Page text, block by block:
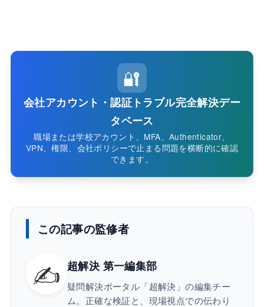
🔐
会社アカウント・認証トラブル完全解決デー
タベース
職場または学校アカウント、MFA、Authenticator、
VPN、権限、会社ポリシーで止まる問題を横断的に確認
できます。
この記事の監修者
✍️ 超解決 第一編集部
疑問解決ポータル「超解決」の編集チー
ム。正確な検証と、現場視点での伝わり